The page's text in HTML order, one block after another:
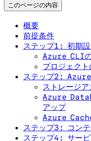
このページの内容
概要
前提条件
ステップ1: 初期
Azure CLIの
プロジェク
ステップ2: Azure
ストレージ
Azure
アップ
Azure
ステップ3: コン
ステップ4: サービ